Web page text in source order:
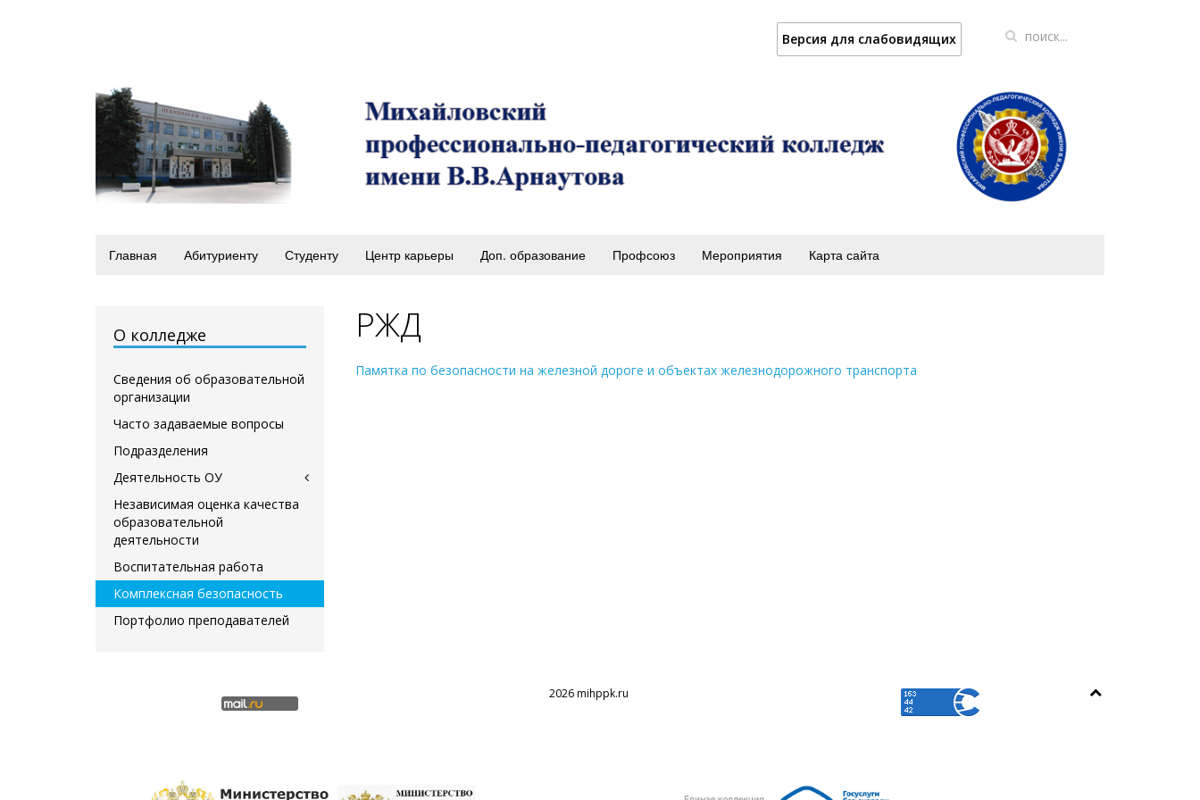
Версия для слабовидящих
Главная Абитуриенту Студенту Центр карьеры Доп. образование Профсоюз Мероприятия Карта сайта
РЖД
Памятка по безопасности на железной дороге и объектах железнодорожного транспорта
О колледже
Сведения об образовательной
организации
Часто задаваемые вопросы
Подразделения
Деятельность ОУ
Независимая оценка качества
образовательной
деятельности
Воспитательная работа
Комплексная безопасность
Портфолио преподавателей
2026 mihppk.ru